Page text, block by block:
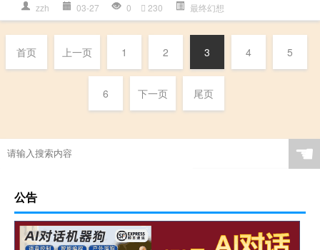
zzh 03-27 0 230 最终幻想
首页 上一页 1 2 3 4 5
6 下一页 尾页
☚
公告